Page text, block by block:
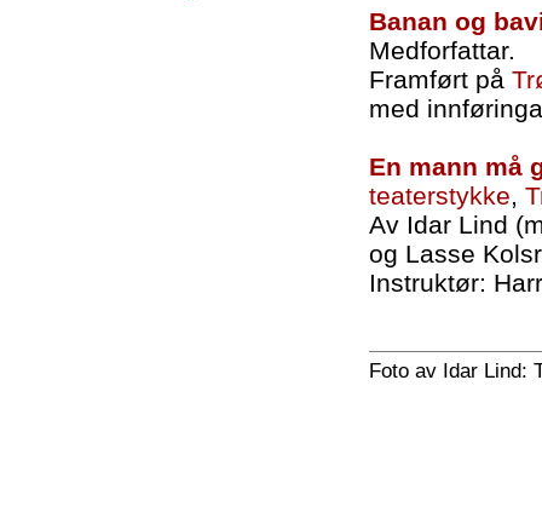
Banan og
Medforfattar.
Framført på
med
En mann må
teaterstykke,
Av Idar Lind
og Lasse
Instruktør:
Foto av Idar Lind: